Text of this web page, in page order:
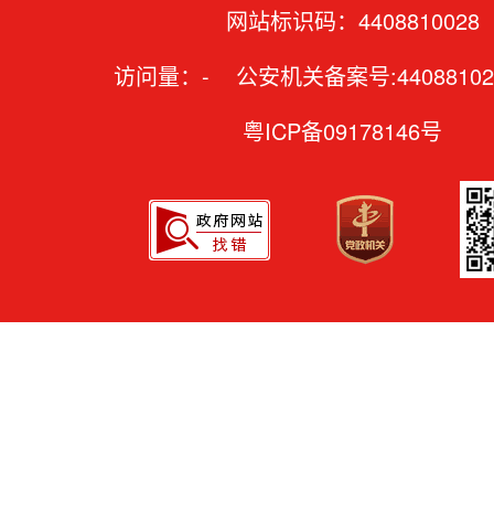
网站标识码：4408810028
访问量： - 公安机关备案号
粤ICP备09178146号